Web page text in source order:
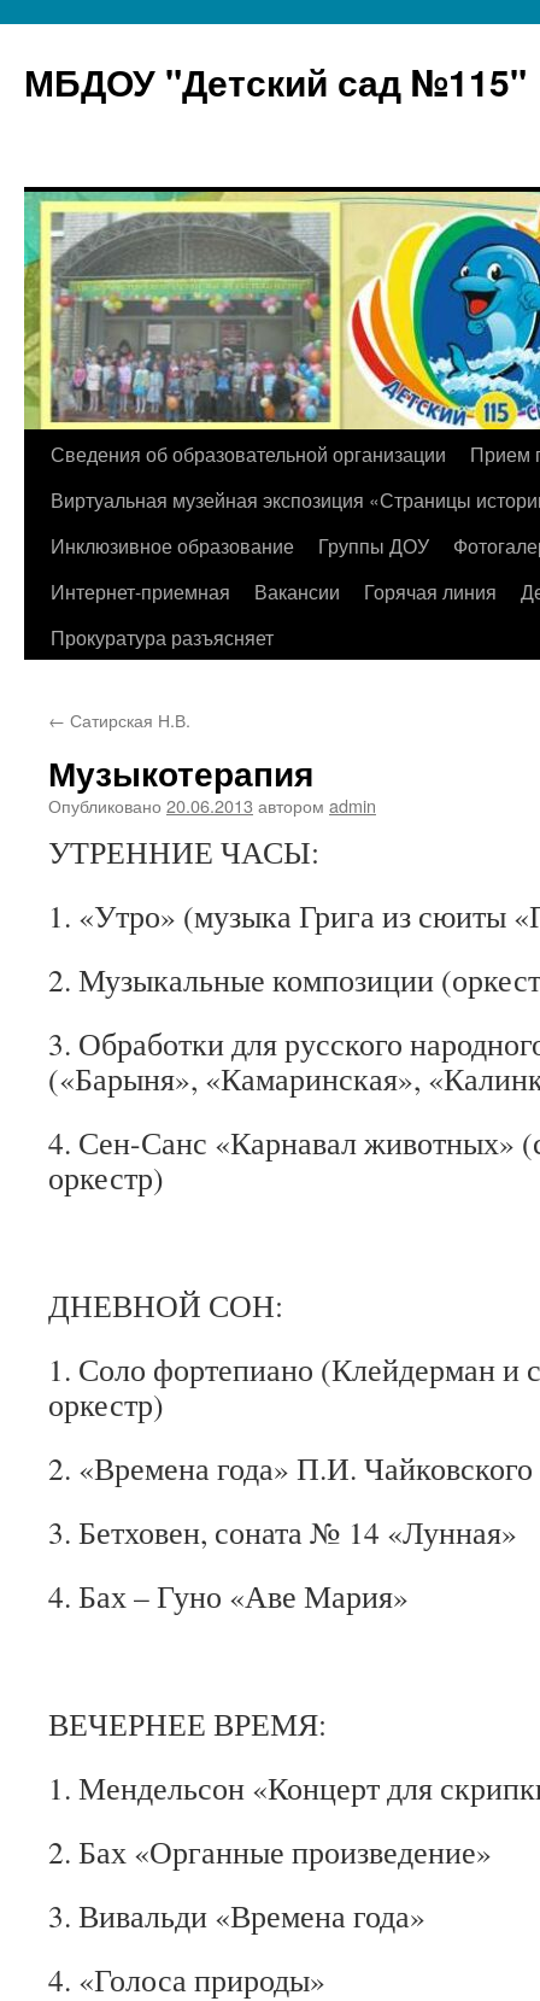
МБДОУ "Детский сад №115"
Перейти
содержимому
Сведения об образовательной организации
Прием
Виртуальная музейная экспозиция «Страницы
Инклюзивное образование
Группы ДОУ
Интернет-приемная
Вакансии Горячая линия
Прокуратура разъясняет
← Сатирская Н.В.
Музыкотерапия
Опубликовано 20.06.2013 автором admin
УТРЕННИЕ ЧАСЫ:
1. «Утро» (музыка Грига из сюиты
2. Музыкальные композиции
3. Обработки для русского
(«Барыня», «Камаринская»,
4. Сен-Санс «Карнавал животных»
оркестр)
ДНЕВНОЙ СОН:
1. Соло фортепиано (Клейдерман и
оркестр)
2. «Времена года» П.И. Чайковского
3. Бетховен, соната № 14 «Лунная»
4. Бах – Гуно «Аве Мария»
ВЕЧЕРНЕЕ ВРЕМЯ:
1. Мендельсон «Концерт для
2. Бах «Органные произведение»
3. Вивальди «Времена года»
4. «Голоса природы»